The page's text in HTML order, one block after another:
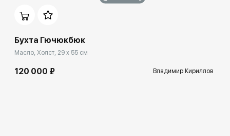
Бухта Гючюкбюк
Масло, Холст, 29 x 55 см
120 000 ₽ Владимир Кириллов